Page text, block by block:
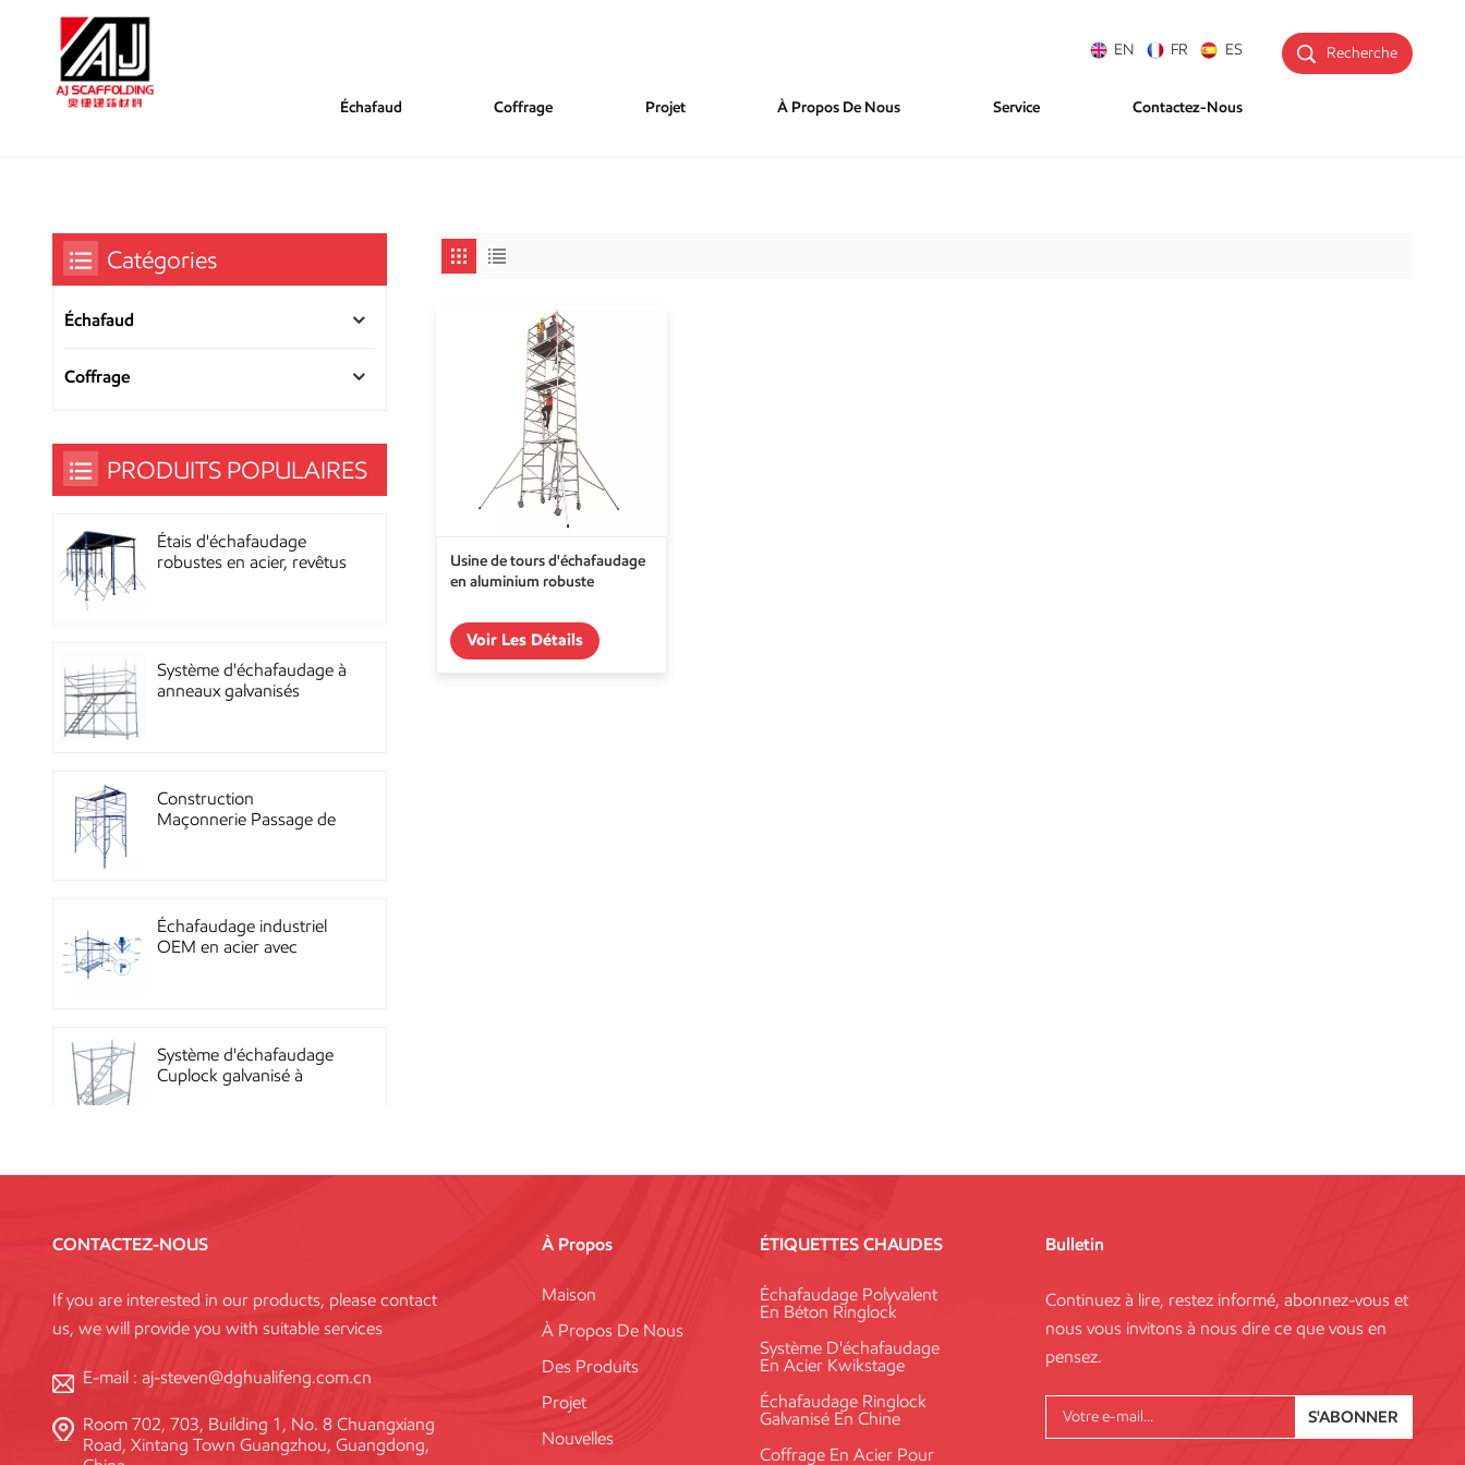
Recherche
EN FR ES
Échafaud Coffrage Projet À Propos De Nous Service Contactez-Nous
Usine de tours d'échafaudage
en aluminium robuste
Voir Les Détails
Catégories
Échafaud
Coffrage
PRODUITS POPULAIRES
Étais d'échafaudage
robustes en acier, revêtus
Système d'échafaudage à
anneaux galvanisés
Construction
Maçonnerie Passage de
Échafaudage industriel
OEM en acier avec
Système d'échafaudage
Cuplock galvanisé à
Chine
Échafaudage à
verrouillage annulaire
haute résistance, norme
Système de coffrage en
acier réutilisable à haute
CONTACTEZ-NOUS
If you are interested in our products, please contact
us, we will provide you with suitable services
E-mail : aj-steven@dghualifeng.com.cn
Room 702, 703, Building 1, No. 8 Chuangxiang
Road, Xintang Town Guangzhou, Guangdong,
À Propos
Maison
À Propos De Nous
Des Produits
Projet
Nouvelles
ÉTIQUETTES CHAUDES
Échafaudage Polyvalent
En Béton Ringlock
Système D'échafaudage
En Acier Kwikstage
Échafaudage Ringlock
Galvanisé En Chine
Coffrage En Acier Pour
Bulletin
Continuez à lire, restez informé, abonnez-vous et
nous vous invitons à nous dire ce que vous en
pensez.
S'ABONNER